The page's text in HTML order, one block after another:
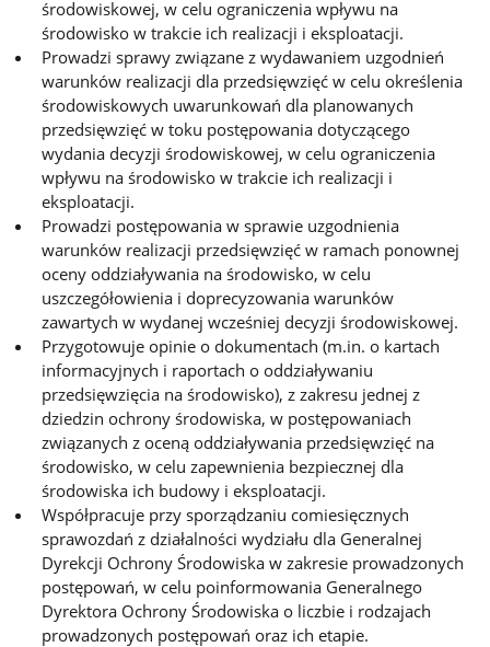
środowiskowej, w celu ograniczenia wpływu na
środowisko w trakcie ich realizacji i eksploatacji.
Prowadzi sprawy związane z wydawaniem uzgodnień
warunków realizacji dla przedsięwzięć w celu określenia
środowiskowych uwarunkowań dla planowanych
przedsięwzięć w toku postępowania dotyczącego
wydania decyzji środowiskowej, w celu ograniczenia
wpływu na środowisko w trakcie ich realizacji i
eksploatacji.
Prowadzi postępowania w sprawie uzgodnienia
warunków realizacji przedsięwzięć w ramach ponownej
oceny oddziaływania na środowisko, w celu
uszczegółowienia i doprecyzowania warunków
zawartych w wydanej wcześniej decyzji środowiskowej.
Przygotowuje opinie o dokumentach (m.in. o kartach
informacyjnych i raportach o oddziaływaniu
przedsięwzięcia na środowisko), z zakresu jednej z
dziedzin ochrony środowiska, w postępowaniach
związanych z oceną oddziaływania przedsięwzięć na
środowisko, w celu zapewnienia bezpiecznej dla
środowiska ich budowy i eksploatacji.
Współpracuje przy sporządzaniu comiesięcznych
sprawozdań z działalności wydziału dla Generalnej
Dyrekcji Ochrony Środowiska w zakresie prowadzonych
postępowań, w celu poinformowania Generalnego
Dyrektora Ochrony Środowiska o liczbie i rodzajach
prowadzonych postępowań oraz ich etapie.